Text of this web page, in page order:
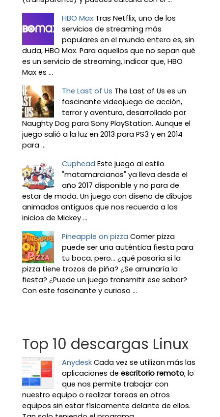
HBO Max Tras Netflix, uno de los
servicios de streaming más
populares en el mundo entero es, sin
duda, HBO Max. Para aquellos que no sepan qué
es un servicio de streaming, indicar que, HBO
Max es ...
The Last of Us The Last of Us es un
fascinante videojuego de acción,
terror y aventura, desarrollado por
Naughty Dog para Sony PlayStation. Aunque el
juego salió a la luz en 2013 para PS3 y en 2014
para ...
Cuphead Este juego al estilo
"matamarcianos" ya lleva desde el
año 2017 disponible y no para de
estar de moda. Un juego con diseño de dibujos
animados antiguos que nos recuerda a los
inicios de Mickey ...
Pineapple on pizza Comer pizza
puede ser una auténtica fiesta para
tu boca, pero... ¿qué pasaría si la
pizza tiene trozos de piña? ¿Se arruinaría la
fiesta? ¿Puede un juego transmitir ese sabor?
Con este fascinante y curioso ...
Top 10 descargas Linux
Anydesk Cada vez se utilizan más las
aplicaciones de escritorio remoto, lo
que nos permite trabajar con
nuestro equipo o realizar tareas en otros
equipos sin estar físicamente delante de ellos.